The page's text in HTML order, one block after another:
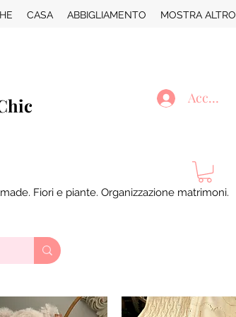
CASA ABBIGLIAMENTO MOSTRA ALTRO
Accedi
Fiori e piante. Organizzazione matrimoni.